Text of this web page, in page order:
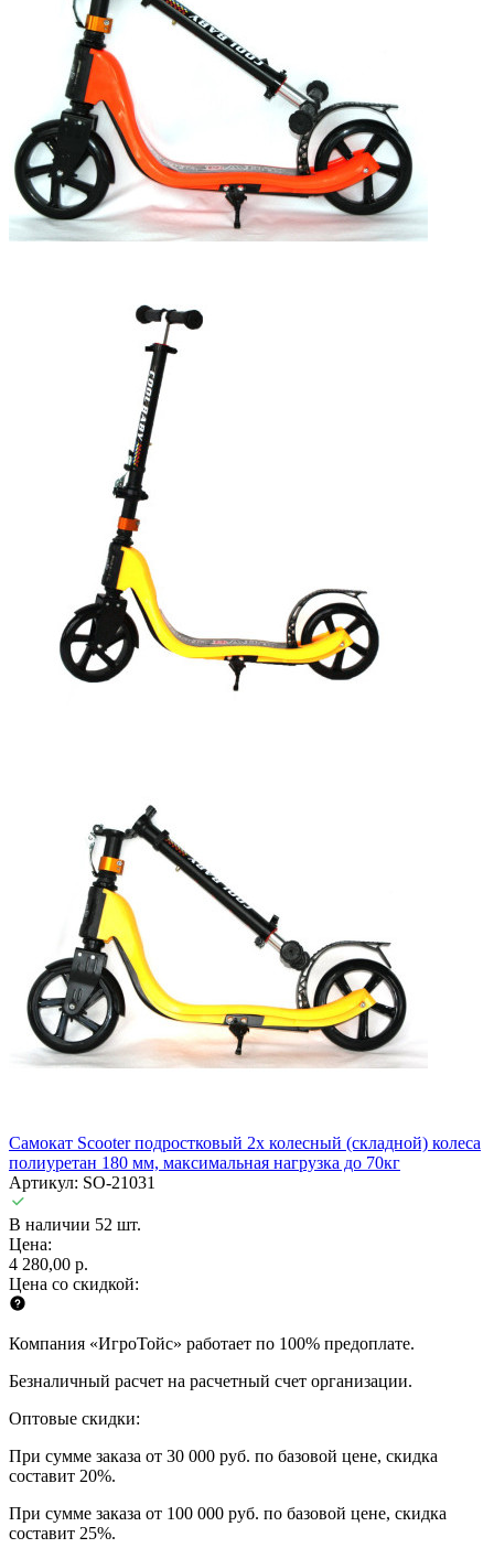
Самокат Scooter подростковый 2х колесный (складной) колеса
полиуретан 180 мм, максимальная нагрузка до 70кг
Артикул: SO-21031
В наличии 52 шт.
Цена:
4 280,00 р.
Цена со скидкой:
Компания «ИгроТойс» работает по 100% предоплате.
Безналичный расчет на расчетный счет организации.
Оптовые скидки:
При сумме заказа от 30 000 руб. по базовой цене, скидка
составит 20%.
При сумме заказа от 100 000 руб. по базовой цене, скидка
составит 25%.